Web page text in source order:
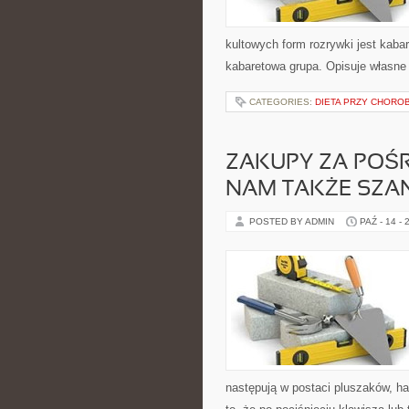
kultowych form rozrywki jest
kabaretowa grupa. Opisuje
CATEGORIES: DIETA PRZY
ZAKUPY ZA
NAM TAKŻE
POSTED BY ADMIN PAŹ - 14 -
następują w postaci pluszaków,